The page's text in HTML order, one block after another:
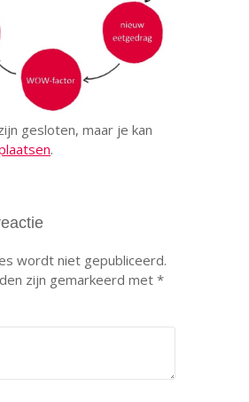
gesloten, maar je kan
.
wordt niet gepubliceerd.
zijn gemarkeerd met *